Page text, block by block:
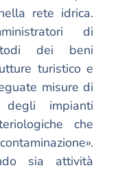
rete idrica.
di
dei beni
turistico e
misure di
degli impianti
che
sia attività